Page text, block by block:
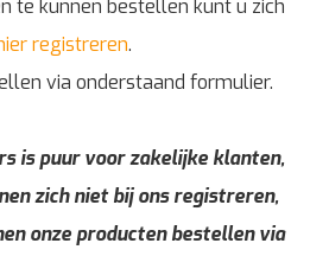
te kunnen bestellen kunt u zich
registreren.
via onderstaand formulier.
is puur voor zakelijke klanten,
zich niet bij ons registreren,
onze producten bestellen via